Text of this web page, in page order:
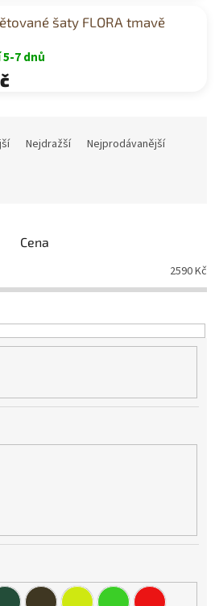
šaty FLORA tmavě
7 dnů
Nejdražší
Nejprodávanější
Cena
2590Kč